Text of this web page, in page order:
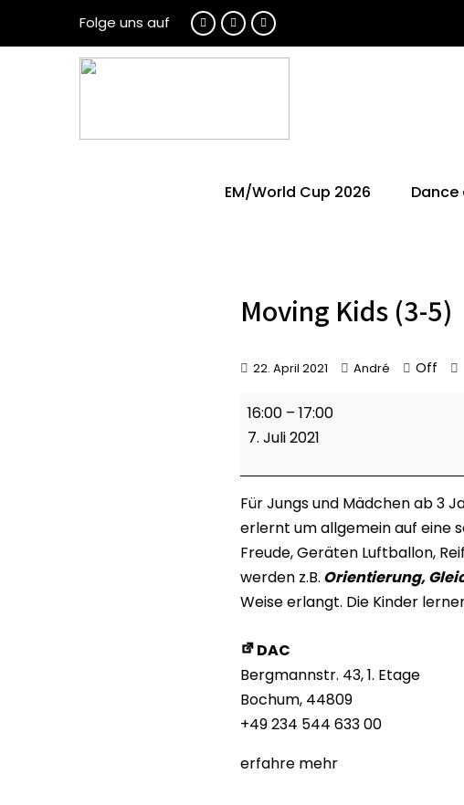
Folge uns auf
EM/World Cup 2026
Moving Kids (3-5)
22. April 2021 André Off
Moving
Kids
5)
16:00 – 17:00
7. Juli 2021
Für Jungs und Mädchen ab 3
erlernt um allgemein auf eine
Freude, Geräten Luftballon,
werden z.B. Orientierung,
Weise erlangt. Die Kinder
DAC
Bergmannstr. 43 1. Etage
Bochum, 44809
+49 234 544 633 00
erfahre mehr